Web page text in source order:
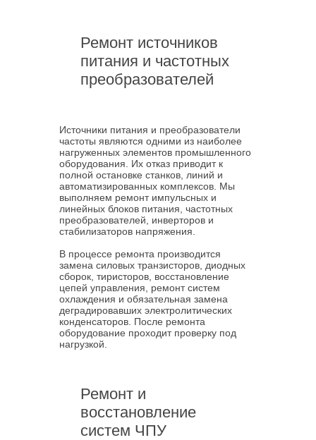
Ремонт источников
питания и частотных
преобразователей
Источники питания и преобразователи
частоты являются одними из наиболее
нагруженных элементов промышленного
оборудования. Их отказ приводит к
полной остановке станков, линий и
автоматизированных комплексов. Мы
выполняем ремонт импульсных и
линейных блоков питания, частотных
преобразователей, инверторов и
стабилизаторов напряжения.
В процессе ремонта производится
замена силовых транзисторов, диодных
сборок, тиристоров, восстановление
цепей управления, ремонт систем
охлаждения и обязательная замена
деградировавших электролитических
конденсаторов. После ремонта
оборудование проходит проверку под
нагрузкой.
Ремонт и
восстановление
систем ЧПУ